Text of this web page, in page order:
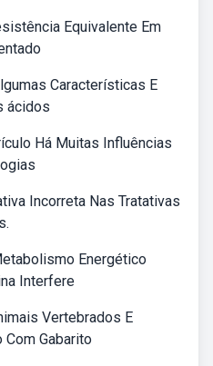
Equivalente Em
Características E
ácidos
Há Muitas Influências
Incorreta Nas Tratativas
Energético
Interfere
Vertebrados E
Gabarito